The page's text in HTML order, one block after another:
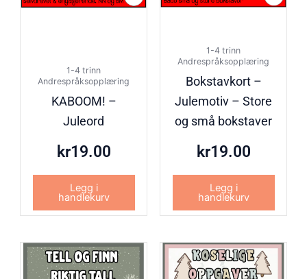
1-4 trinn
Andrespråksopplæring
KABOOM! –
Juleord
kr19.00
Legg i
handlekurv
1-4 trinn
Andrespråksopplæring
Bokstavkort –
Julemotiv – Store
og små bokstaver
kr19.00
Legg i
handlekurv